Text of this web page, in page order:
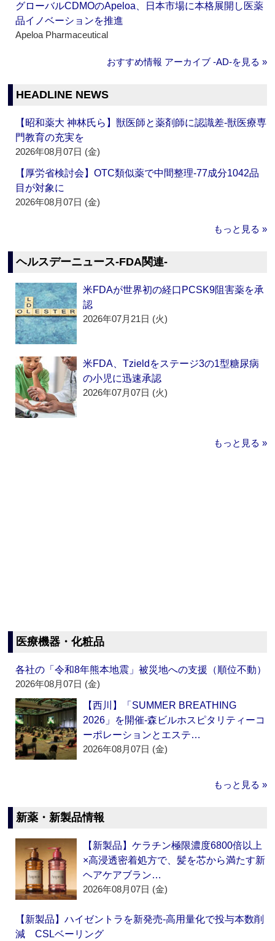
グローバルCDMOのApeloa、日本市場に本格展開し医薬
品イノベーションを推進
Apeloa Pharmaceutical
おすすめ情報 アーカイブ ‐AD‐を見る »
HEADLINE NEWS
【昭和薬大 神林氏ら】獣医師と薬剤師に認識差‐獣医療専
門教育の充実を
2026年08月07日 (金)
【厚労省検討会】OTC類似薬で中間整理‐77成分1042品
目が対象に
2026年08月07日 (金)
もっと見る »
ヘルスデーニュース‐FDA関連‐
米FDAが世界初の経口PCSK9阻害薬を承
認
2026年07月21日 (火)
米FDA、Tzieldをステージ3の1型糖尿病
の小児に迅速承認
2026年07月07日 (火)
もっと見る »
医療機器・化粧品
各社の「令和8年熊本地震」被災地への支援（順位不動）
2026年08月07日 (金)
【西川】「SUMMER BREATHING
2026」を開催‐森ビルホスピタリティーコ
ーポレーションとエステ…
2026年08月07日 (金)
もっと見る »
新薬・新製品情報
【新製品】ケラチン極限濃度6800倍以上
×高浸透密着処方で、髪を芯から満たす新
ヘアケアブラン…
2026年08月07日 (金)
【新製品】ハイゼントラを新発売‐高用量化で投与本数削
減 CSLベーリング